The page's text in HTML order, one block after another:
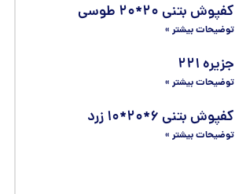
کفپوش بتنی ۲۰*۲۰ طوسی
توضیحات بیشتر »
جزیره ۲۲۱
توضیحات بیشتر »
کفپوش بتنی ۶*۲۰*۱۰ زرد
توضیحات بیشتر »